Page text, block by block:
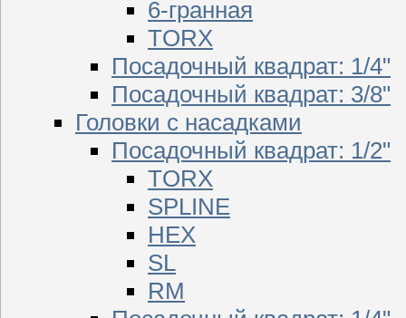
6-гранная
TORX
Посадочный квадрат: 1/4"
Посадочный квадрат: 3/8"
Головки с насадками
Посадочный квадрат: 1/2"
TORX
SPLINE
HEX
SL
RM